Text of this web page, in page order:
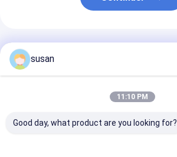
Produits Recommandés
susan
11:10 PM
Good day, what product are you looking for?